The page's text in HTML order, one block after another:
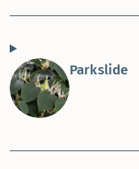
Parkslide